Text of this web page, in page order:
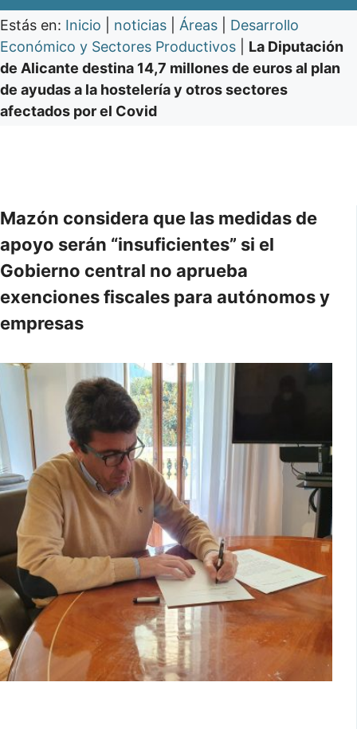
Estás en: Inicio noticias Áreas
Desarrollo
Económico y Sectores Productivos
La Diputación
de Alicante destina 14,7 millones de euros al plan
de ayudas a la hostelería y otros sectores
afectados por el Covid
Mazón considera que las medidas de
apoyo serán “insuficientes” si el
Gobierno central no aprueba
exenciones fiscales para autónomos y
empresas